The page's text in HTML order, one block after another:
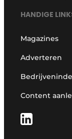
HANDIGE
Magazines
Adverteren
Content